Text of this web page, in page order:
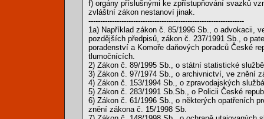
f) orgány příslušnými ke zpřístupňování svazků
zvláštní zákon nestanoví jinak.
------------------------------------------------------------------
1a) Například zákon č. 85/1996 Sb., o advokacii,
pozdějších předpisů, zákon č. 237/1991 Sb., o
poradenství a Komoře daňových poradců České
tlumočnících.
2) Zákon č. 89/1995 Sb., o státní statistické
3) Zákon č. 97/1974 Sb., o archivnictví, ve znění
4) Zákon č. 153/1994 Sb., o zpravodajských
5) Zákon č. 283/1991 Sb.Sb., o Policii České
6) Zákon č. 61/1996 Sb., o některých opatřeních
znění zákona č. 15/1998 Sb.